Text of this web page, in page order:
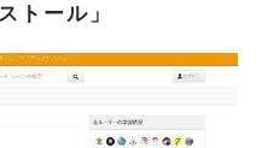
トール」